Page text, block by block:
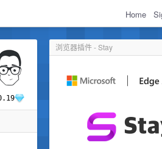
Home
浏览器插件 - Stay